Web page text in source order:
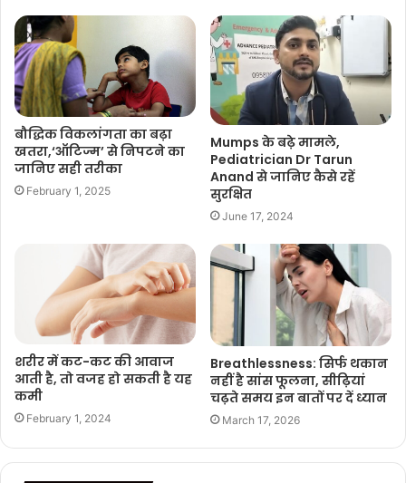
बौद्धिक विकलांगता का बढ़ा
खतरा,‘ऑटिज्म’ से निपटने का
जानिए सही तरीका
February 1, 2025
Mumps के बढ़े मामले,
Pediatrician Dr Tarun
Anand से जानिए कैसे रहें
सुरक्षित
June 17, 2024
शरीर में कट-कट की आवाज
आती है, तो वजह हो सकती है यह
कमी
February 1, 2024
Breathlessness: सिर्फ थकान
नहीं है सांस फूलना, सीढ़ियां
चढ़ते समय इन बातों पर दें ध्यान
March 17, 2026